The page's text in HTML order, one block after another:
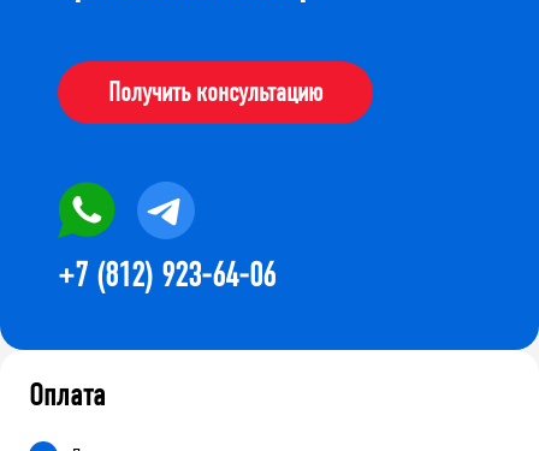
Получить консультацию
+7 (812) 923-64-06
Оплата